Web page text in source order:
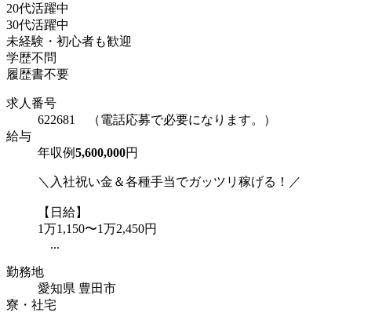
20代活躍中
30代活躍中
未経験・初心者も歓迎
学歴不問
履歴書不要
求人番号
622681 （電話応募で必要になります。）
給与
年収例5,600,000円
＼入社祝い金＆各種手当でガッツリ稼げる！／
【日給】
1万1,150〜1万2,450円
...
勤務地
愛知県 豊田市
寮・社宅